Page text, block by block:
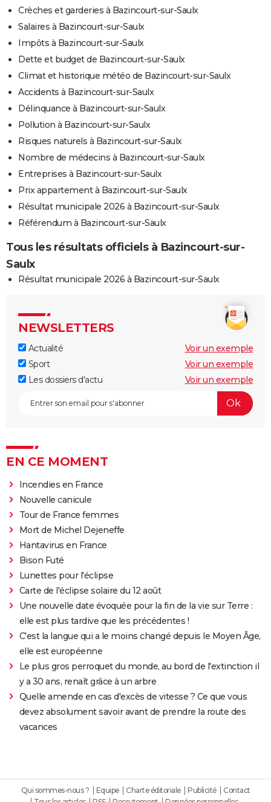
Crèches et garderies à Bazincourt-sur-Saulx
Salaires à Bazincourt-sur-Saulx
Impôts à Bazincourt-sur-Saulx
Dette et budget de Bazincourt-sur-Saulx
Climat et historique météo de Bazincourt-sur-Saulx
Accidents à Bazincourt-sur-Saulx
Délinquance à Bazincourt-sur-Saulx
Pollution à Bazincourt-sur-Saulx
Risques naturels à Bazincourt-sur-Saulx
Nombre de médecins à Bazincourt-sur-Saulx
Entreprises à Bazincourt-sur-Saulx
Prix appartement à Bazincourt-sur-Saulx
Résultat municipale 2026 à Bazincourt-sur-Saulx
Référendum à Bazincourt-sur-Saulx
Tous les résultats officiels à Bazincourt-sur-
Saulx
Résultat municipale 2026 à Bazincourt-sur-Saulx
NEWSLETTERS
Actualité
Voir un exemple
Sport
Voir un exemple
Les dossiers d'actu
Voir un exemple
EN CE MOMENT
Incendies en France
Nouvelle canicule
Tour de France femmes
Mort de Michel Dejeneffe
Hantavirus en France
Bison Futé
Lunettes pour l'éclipse
Carte de l'éclipse solaire du 12 août
Une nouvelle date évoquée pour la fin de la vie sur Terre :
elle est plus tardive que les précédentes !
C'est la langue qui a le moins changé depuis le Moyen Âge,
elle est européenne
Le plus gros perroquet du monde, au bord de l'extinction il
y a 30 ans, renaît grâce à un arbre
Quelle amende en cas d'excès de vitesse ? Ce que vous
devez absolument savoir avant de prendre la route des
vacances
Qui sommes-nous ? Equipe Charte éditoriale Publicité
Contact